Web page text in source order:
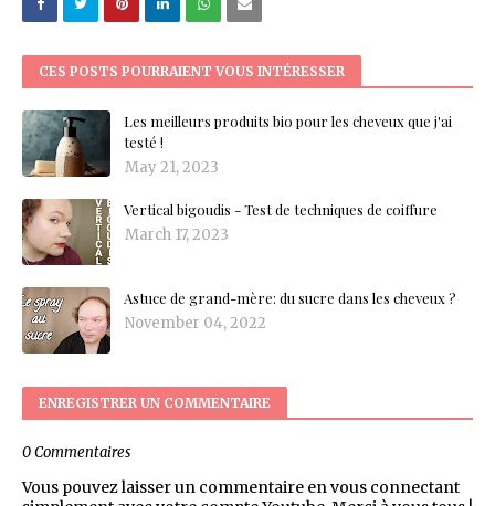
CES POSTS POURRAIENT VOUS INTÉRESSER
Les meilleurs produits bio pour les cheveux que j'ai
testé !
May 21, 2023
Vertical bigoudis - Test de techniques de coiffure
March 17, 2023
Astuce de grand-mère: du sucre dans les cheveux ?
November 04, 2022
ENREGISTRER UN COMMENTAIRE
0 Commentaires
Vous pouvez laisser un commentaire en vous connectant